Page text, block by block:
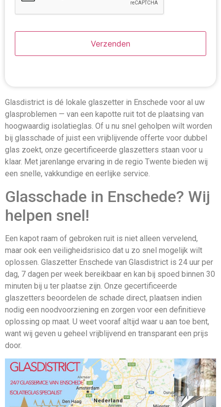
Glasdistrict is dé lokale glaszetter in Enschede voor al uw
glasproblemen — van een kapotte ruit tot de plaatsing van
hoogwaardig isolatieglas. Of u nu snel geholpen wilt worden
bij glasschade of juist een vrijblijvende offerte voor dubbel
glas zoekt, onze gecertificeerde glaszetters staan voor u
klaar. Met jarenlange ervaring in de regio Twente bieden wij
een snelle, vakkundige en eerlijke service.
Glasschade in Enschede? Wij
helpen snel!
Een kapot raam of gebroken ruit is niet alleen vervelend,
maar ook een veiligheidsrisico dat u zo snel mogelijk wilt
oplossen. Glaszetter Enschede van Glasdistrict is 24 uur per
dag, 7 dagen per week bereikbaar en kan bij spoed binnen 30
minuten bij u ter plaatse zijn. Onze gecertificeerde
glaszetters beoordelen de schade direct, plaatsen indien
nodig een noodvoorziening en zorgen voor een definitieve
oplossing op maat. U weet vooraf altijd waar u aan toe bent,
want wij geven u geheel vrijblijvend en transparant een prijs
door.